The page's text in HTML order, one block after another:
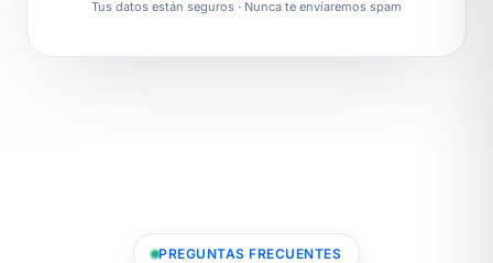
Tus datos están seguros · Nunca te enviaremos spam
PREGUNTAS FRECUENTES